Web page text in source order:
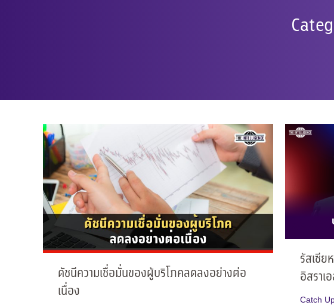
ดัชนีความเชื่อมั่นของผู้บริโภคลดลงอย่างต่อ
เนื่อง
รัสเซีย
อิสราเ
Catch